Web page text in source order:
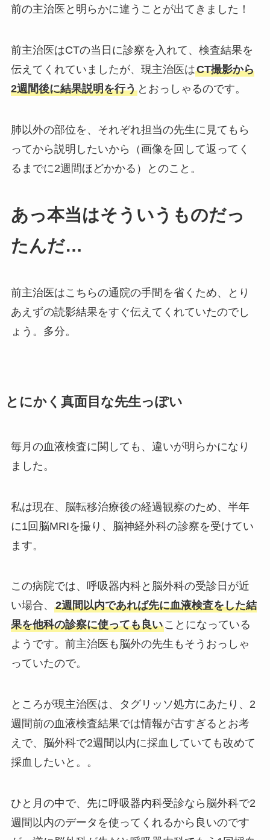
前の主治医と明らかに違うことが出てきました！
前主治医はCTの当日に診察を入れて、検査結果を
伝えてくれていましたが、現主治医はCT撮影から
2週間後に結果説明を行うとおっしゃるのです。
肺以外の部位を、それぞれ担当の先生に見てもら
ってから説明したいから（画像を回して返ってく
るまでに2週間ほどかかる）とのこと。
あっ本当はそういうものだっ
たんだ…
前主治医はこちらの通院の手間を省くため、とり
あえずの読影結果をすぐ伝えてくれていたのでし
ょう。多分。
とにかく真面目な先生っぽい
毎月の血液検査に関しても、違いが明らかになり
ました。
私は現在、脳転移治療後の経過観察のため、半年
に1回脳MRIを撮り、脳神経外科の診察を受けてい
ます。
この病院では、呼吸器内科と脳外科の受診日が近
い場合、 2週間以内であれば先に血液検査をした結
果を他科の診察に使っても良いことになっている
ようです。前主治医も脳外の先生もそうおっしゃ
っていたので。
ところが現主治医は、タグリッソ処方にあたり、 2
週間前の血液検査結果では情報が古すぎる とお考
えで、脳外科で2週間以内に採血していても改めて
採血したいと。。
ひと月の中で、先に呼吸器内科受診なら脳外科で2
週間以内のデータを使ってくれるから良いのです